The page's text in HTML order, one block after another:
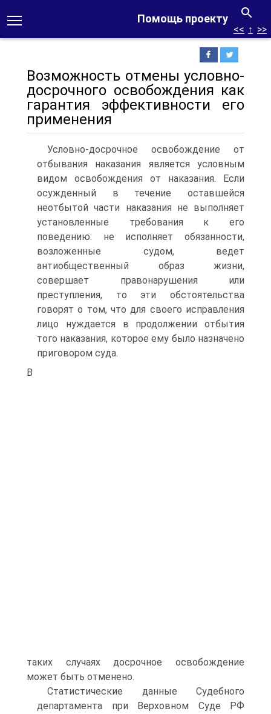
Помощь проекту
<< ↑ >>
Возможность отмены условно-
досрочного освобождения как
гарантия эффективности его
применения
Условно-досрочное освобождение от
отбывания наказания является условным
видом освобождения от наказания. Если
осужденный в течение оставшейся
неотбытой части наказания не выполняет
установленные требования к его
поведению: не исполняет обязанности,
возложенные судом, ведет
антиобщественный образ жизни,
совершает правонарушения или
преступления, то эти обстоятельства
говорят о том, что для своего исправления
лицо нуждается в продолжении отбытия
того наказания, которое ему было назначено
приговором суда.
В
таких случаях досрочное освобождение
может быть отменено.
Статистические данные Судебного
департамента при Верховном Суде РФ